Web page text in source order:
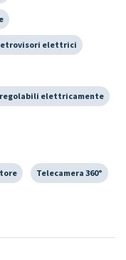
elettrici
elettricamente
Telecamera 360°